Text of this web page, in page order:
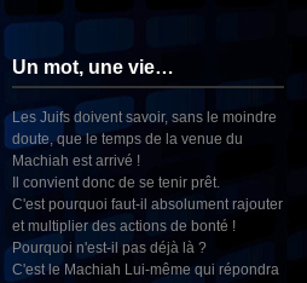
Un mot, une vie…
Les Juifs doivent savoir, sans le moindre
doute, que le temps de la venue du
Machiah est arrivé !
Il convient donc de se tenir prêt.
C'est pourquoi faut-il absolument rajouter
et multiplier des actions de bonté !
Pourquoi n'est-il pas déjà là ?
C'est le Machiah Lui-même qui répondra